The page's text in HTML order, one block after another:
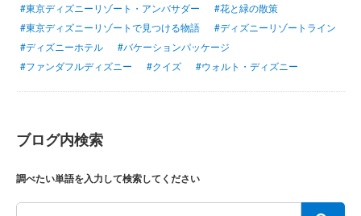
#東京ディズニーリゾート・アンバサダー
#花と緑の散策
#東京ディズニーリゾートで見つける物語
#ディズニーリゾートライン
#ディズニーホテル
#バケーションパッケージ
#ファンダフルディズニー
#クイズ #ウォルト・ディズニー
ブログ内検索
調べたい単語を入力して検索してください